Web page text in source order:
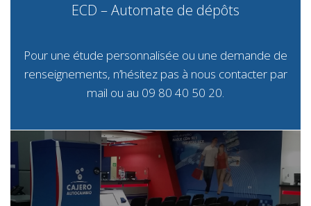
ECD – Automate de dépôts
Pour une étude personnalisée ou une demande de
renseignements, n’hésitez pas à nous contacter par
mail ou au 09 80 40 50 20.